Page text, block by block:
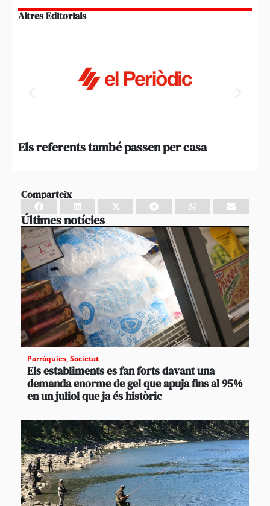
Altres Editorials
Els referents també passen per casa
Comparteix
Últimes notícies
Parròquies,Societat
Els establiments es fan forts davant una
demanda enorme de gel que apuja fins al 95%
en un juliol que ja és històric